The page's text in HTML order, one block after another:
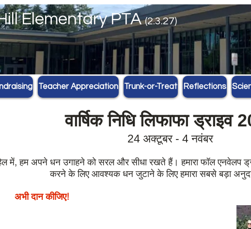
Elementary PTA(2.3.27)
Teacher Appreciation Trunk-or-Treat Reflections
वार्षिक निधि लिफाफा ड्राइव
24 अक्टूबर - 4 नवंबर
में, हम अपने धन उगाहने को सरल और सीधा रखते हैं। हमारा फॉल एनवेलप
करने के लिए आवश्यक धन जुटाने के लिए हमारा सबसे बड़ा
अभी दान कीजिए!